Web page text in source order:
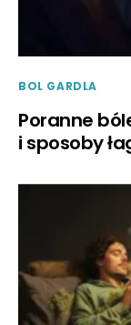
BOL GARDLA
Poranne
i sposoby